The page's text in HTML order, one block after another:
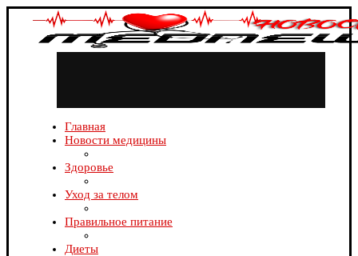
Главная
Новости медицины
Здоровье
Уход за телом
Правильное питание
Диеты